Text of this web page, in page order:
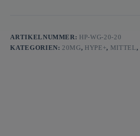
ARTIKELNUMMER: HP-WG-20-20
KATEGORIEN:20MG, HYPE+, MITTEL,